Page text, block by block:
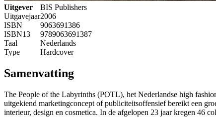
Uitgever
BIS Publishers
Uitgavejaar2006
ISBN
9063691386
ISBN13
9789063691387
Taal
Nederlands
Type
Hardcover
Samenvatting
The People of the Labyrinths (POTL), het Nederlandse high
uitgekiend marketingconcept of publiciteitsoffensief bereikt een
interieur, design en cosmetica. In de afgelopen 23 jaar kregen 46